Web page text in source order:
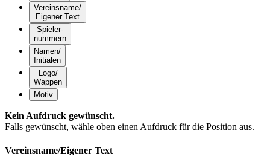
Vereinsname/
Eigener Text
Spieler-
nummern
Namen/
Initialen
Logo/
Wappen
Motiv
Kein Aufdruck gewünscht.
Falls gewünscht, wähle oben einen Aufdruck für die Position aus.
Vereinsname/Eigener Text